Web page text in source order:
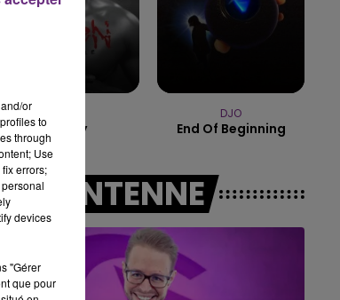
LE TICKET DE CAISSE
Lonely
DJO
End Of Beginning
A L'ANTENNE
or
to
through
Use
errors;
devices
"Gérer
que pour